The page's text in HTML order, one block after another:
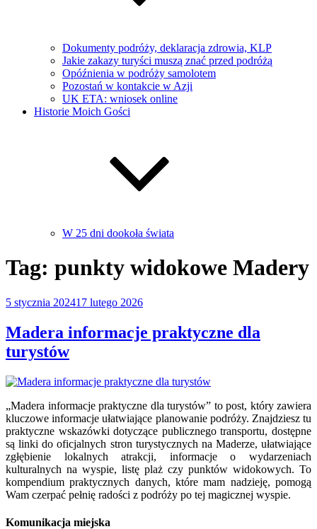
Dokumenty podróży, deklaracja zdrowia, KLP
Jakie zakazy turyści muszą znać przed podróżą
Opóźnienia w podróży samolotem
Pozostań w kontakcie w Azji
UK ETA: wniosek online
Historie Moich Gości
W 25 dni dookoła świata
Tag: punkty widokowe Madery
Opublikowane
5 stycznia 202417 lutego 2026
Madera informacje praktyczne dla
turystów
„Madera informacje praktyczne dla turystów” to post, który zawiera
kluczowe informacje ułatwiające planowanie podróży. Znajdziesz tu
praktyczne wskazówki dotyczące publicznego transportu, dostępne
są linki do oficjalnych stron turystycznych na Maderze, ułatwiające
zgłębienie lokalnych atrakcji, informacje o wydarzeniach
kulturalnych na wyspie, listę plaż czy punktów widokowych. To
kompendium praktycznych danych, które mam nadzieję, pomogą
Wam czerpać pełnię radości z podróży po tej magicznej wyspie.
Komunikacja miejska